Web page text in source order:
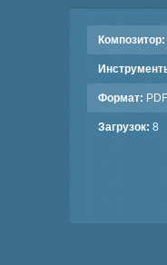
Композитор:
Формат: PDF
Загрузок: 8